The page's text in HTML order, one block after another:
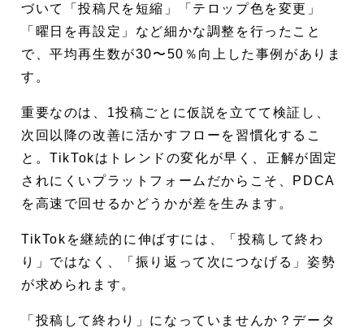
づいて「投稿尺を短縮」「テロップ色を変更」
「曜日を再設定」など細かな調整を行ったこと
で、平均再生数が30〜50％向上した事例がありま
す。
重要なのは、1投稿ごとに仮説を立てて検証し、
次回以降の改善に活かすフローを習慣化するこ
と。TikTokはトレンドの変化が早く、正解が固定
されにくいプラットフォームだからこそ、PDCA
を高速で回せるかどうかが差を生みます。
TikTokを継続的に伸ばすには、「投稿して終わ
り」ではなく、「振り返って次につなげる」姿勢
が求められます。
「投稿して終わり」になっていませんか？データ